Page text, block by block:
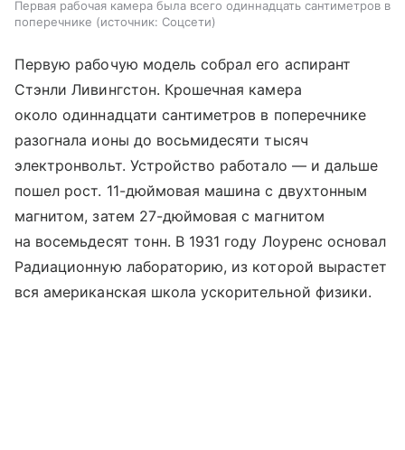
Первая рабочая камера была всего одиннадцать сантиметров в
поперечнике
источник: Соцсети
Первую рабочую модель собрал его аспирант
Стэнли Ливингстон. Крошечная камера
около одиннадцати сантиметров в поперечнике
разогнала ионы до восьмидесяти тысяч
электронвольт. Устройство работало — и дальше
пошел рост. 11-дюймовая машина с двухтонным
магнитом, затем 27-дюймовая с магнитом
на восемьдесят тонн. В 1931 году Лоуренс основал
Радиационную лабораторию, из которой вырастет
вся американская школа ускорительной физики.